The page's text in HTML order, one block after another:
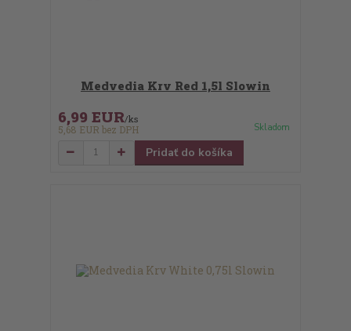
Medvedia Krv Red 1,5l Slowin
6,99 EUR/ks
5,68 EUR bez DPH Skladom
Pridať do košíka